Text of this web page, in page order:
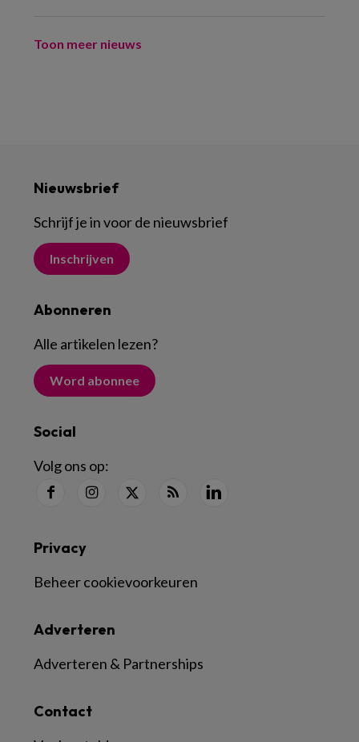
Toon meer nieuws
Nieuwsbrief
Schrijf je in voor de nieuwsbrief
Inschrijven
Abonneren
Alle artikelen lezen?
Word abonnee
Social
Volg ons op:
Contact
Adverteren
Adverteren & Partnerships
Privacy
Beheer cookievoorkeuren